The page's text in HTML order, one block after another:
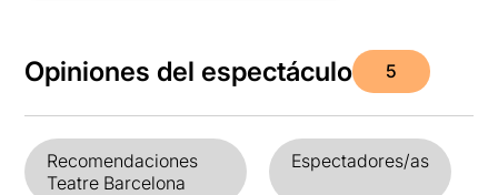
Opiniones del espectáculo 5
Recomendaciones
Teatre Barcelona
Espectadores/as